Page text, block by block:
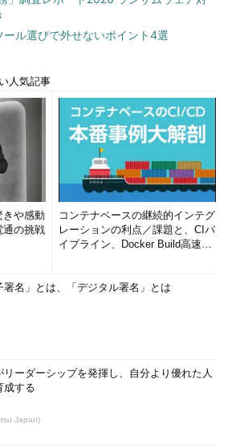
ール選びで外せないポイント4選
人気記事
きや感動
通の挑戦
コンテナベースの継続的インテグ
レーションの利点／課題と、CIパ
イプライン、Docker Build高速化
署名」とは、「デジタル署名」とは
リーダーシップを発揮し、自分より優れた人
成する
Japan)